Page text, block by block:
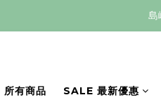
島
所有商品 SALE 最新優惠